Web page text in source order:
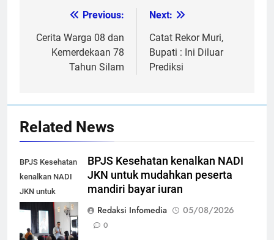
navigation
Previous:
Cerita Warga 08 dan
Kemerdekaan 78
Tahun Silam
Next:
Catat Rekor Muri,
Bupati : Ini Diluar
Prediksi
Related News
BPJS Kesehatan
kenalkan NADI
JKN untuk
mudahkan
peserta mandiri
bayar iuran
BPJS Kesehatan kenalkan NADI
JKN untuk mudahkan peserta
mandiri bayar iuran
Redaksi Infomedia
05/08/2026
0